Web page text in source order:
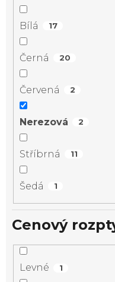
Bílá 17
Černá 20
Červená 2
Nerezová 2
Stříbrná 11
Šedá 1
Cenový
Levné 1